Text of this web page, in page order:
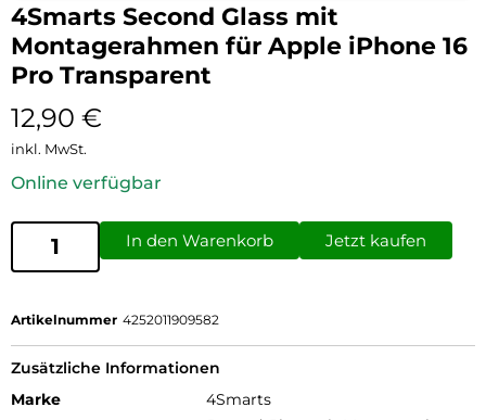
4Smarts Second Glass mit
Montagerahmen für Apple iPhone 16
Pro Transparent
12,90 €
inkl. MwSt.
Online verfügbar
In den Warenkorb Jetzt kaufen
Artikelnummer 4252011909582
Zusätzliche Informationen
Marke
4Smarts